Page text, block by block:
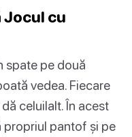
Jocul cu
spate pe două
vedea. Fiecare
celuilalt. În acest
propriul pantof și pe